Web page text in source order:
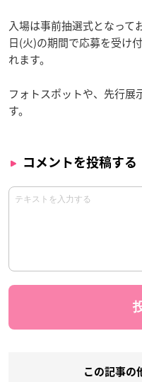
入場は事前抽選式となって
日(火)の期間で応募を受け
れます。
フォトスポットや、先行展
す。
コメントを投稿する
この記事の